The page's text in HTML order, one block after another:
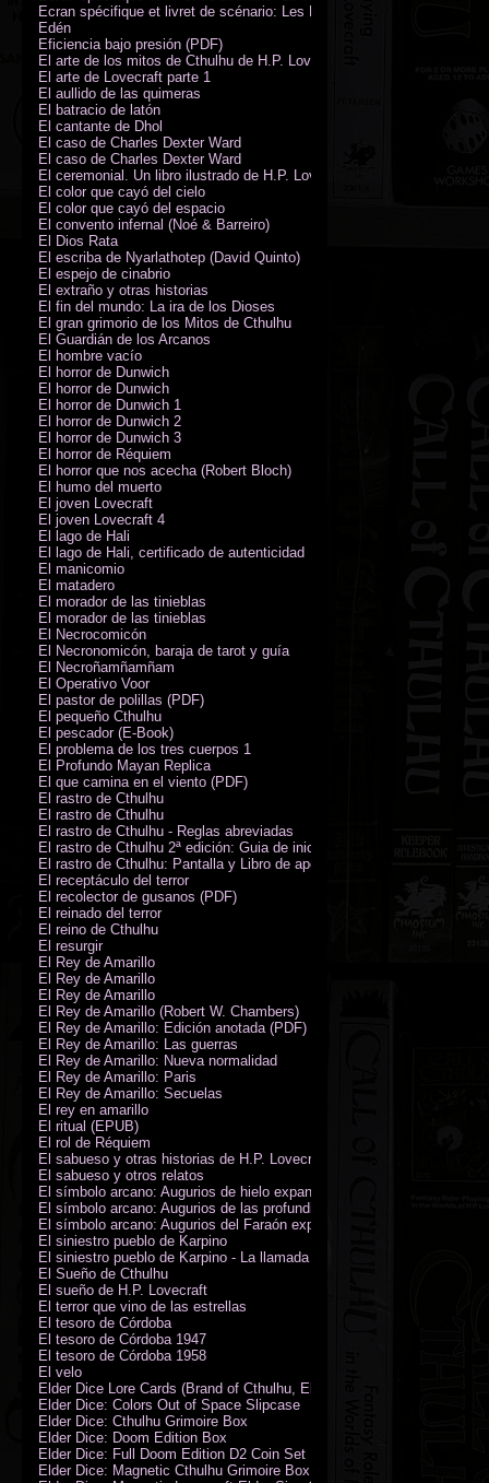
Ecran spécifique et livret de scénario: Les Masques de Nyarlathotep
Edén
Eficiencia bajo presión (PDF)
El arte de los mitos de Cthulhu de H.P. Lovecraft
El arte de Lovecraft parte 1
El aullido de las quimeras
El batracio de latón
El cantante de Dhol
El caso de Charles Dexter Ward
El caso de Charles Dexter Ward
El ceremonial. Un libro ilustrado de H.P. Lovecraft
El color que cayó del cielo
El color que cayó del espacio
El convento infernal (Noé & Barreiro)
El Dios Rata
El escriba de Nyarlathotep (David Quinto)
El espejo de cinabrio
El extraño y otras historias
El fin del mundo: La ira de los Dioses
El gran grimorio de los Mitos de Cthulhu
El Guardián de los Arcanos
El hombre vacío
El horror de Dunwich
El horror de Dunwich
El horror de Dunwich 1
El horror de Dunwich 2
El horror de Dunwich 3
El horror de Réquiem
El horror que nos acecha (Robert Bloch)
El humo del muerto
El joven Lovecraft
El joven Lovecraft 4
El lago de Hali
El lago de Hali, certificado de autenticidad
El manicomio
El matadero
El morador de las tinieblas
El morador de las tinieblas
El Necrocomicón
El Necronomicón, baraja de tarot y guía
El Necroñamñamñam
El Operativo Voor
El pastor de polillas (PDF)
El pequeño Cthulhu
El pescador (E-Book)
El problema de los tres cuerpos 1
El Profundo Mayan Replica
El que camina en el viento (PDF)
El rastro de Cthulhu
El rastro de Cthulhu
El rastro de Cthulhu - Reglas abreviadas
El rastro de Cthulhu 2ª edición: Guia de inicio (PDF)
El rastro de Cthulhu: Pantalla y Libro de apoyo del Guardián
El receptáculo del terror
El recolector de gusanos (PDF)
El reinado del terror
El reino de Cthulhu
El resurgir
El Rey de Amarillo
El Rey de Amarillo
El Rey de Amarillo
El Rey de Amarillo (Robert W. Chambers)
El Rey de Amarillo: Edición anotada (PDF)
El Rey de Amarillo: Las guerras
El Rey de Amarillo: Nueva normalidad
El Rey de Amarillo: Paris
El Rey de Amarillo: Secuelas
El rey en amarillo
El ritual (EPUB)
El rol de Réquiem
El sabueso y otras historias de H.P. Lovecraft
El sabueso y otros relatos
El símbolo arcano: Augurios de hielo expansión
El símbolo arcano: Augurios de las profundidades expansión
El símbolo arcano: Augurios del Faraón expansión
El siniestro pueblo de Karpino
El siniestro pueblo de Karpino - La llamada de Cthulhu
El Sueño de Cthulhu
El sueño de H.P. Lovecraft
El terror que vino de las estrellas
El tesoro de Córdoba
El tesoro de Córdoba 1947
El tesoro de Córdoba 1958
El velo
Elder Dice Lore Cards (Brand of Cthulhu, Elder Sign, Astral Elder Sign)
Elder Dice: Colors Out of Space Slipcase
Elder Dice: Cthulhu Grimoire Box
Elder Dice: Doom Edition Box
Elder Dice: Full Doom Edition D2 Coin Set
Elder Dice: Magnetic Cthulhu Grimoire Box